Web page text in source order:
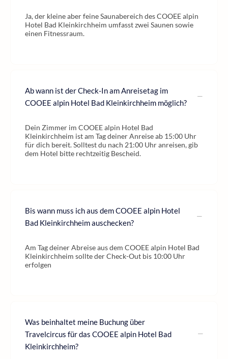
Ja, der kleine aber feine Saunabereich des COOEE alpin
Hotel Bad Kleinkirchheim umfasst zwei Saunen sowie
einen Fitnessraum.
Ab wann ist der Check-In am Anreisetag im
COOEE alpin Hotel Bad Kleinkirchheim möglich?
Dein Zimmer im COOEE alpin Hotel Bad
Kleinkirchheim ist am Tag deiner Anreise ab 15:00 Uhr
für dich bereit. Solltest du nach 21:00 Uhr anreisen, gib
dem Hotel bitte rechtzeitig Bescheid.
Bis wann muss ich aus dem COOEE alpin Hotel
Bad Kleinkirchheim auschecken?
Am Tag deiner Abreise aus dem COOEE alpin Hotel Bad
Kleinkirchheim sollte der Check-Out bis 10:00 Uhr
erfolgen
Was beinhaltet meine Buchung über
Travelcircus für das COOEE alpin Hotel Bad
Kleinkirchheim?